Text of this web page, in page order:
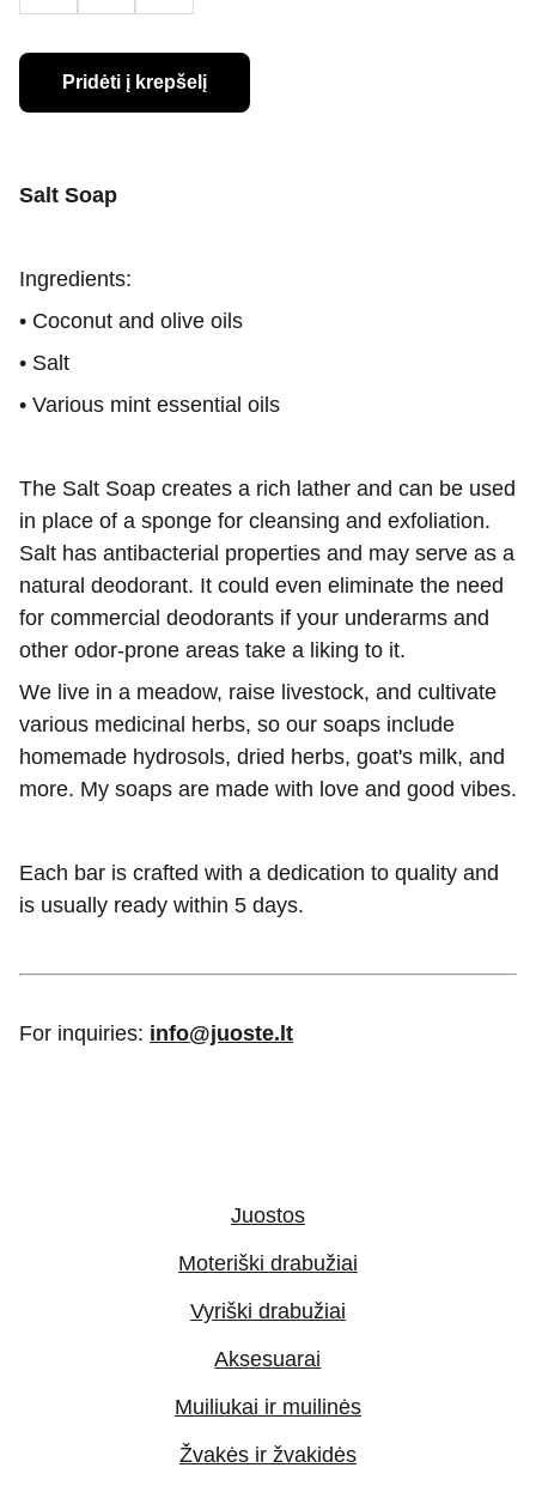
Pridėti į krepšelį
Salt Soap
Ingredients:
• Coconut and olive oils
• Salt
• Various mint essential oils
The Salt Soap creates a rich lather and can be used
in place of a sponge for cleansing and exfoliation.
Salt has antibacterial properties and may serve as a
natural deodorant. It could even eliminate the need
for commercial deodorants if your underarms and
other odor-prone areas take a liking to it.
We live in a meadow, raise livestock, and cultivate
various medicinal herbs, so our soaps include
homemade hydrosols, dried herbs, goat's milk, and
more. My soaps are made with love and good vibes.
Each bar is crafted with a dedication to quality and
is usually ready within 5 days.
For inquiries: info@juoste.lt
Moteriški drabužiai
Vyriški drabužiai
Aksesuarai
Muiliukai ir muilinės
Žvakės ir žvakidės
Juostos